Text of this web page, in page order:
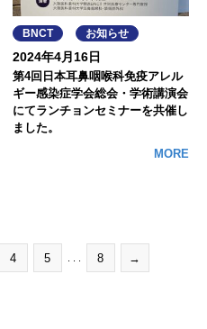
BNCT お知らせ
2024年4月16日
第4回日本耳鼻咽喉科免疫アレル
ギー感染症学会総会・学術講演会
にてランチョンセミナーを共催し
ました。
MORE
4 5 8 →